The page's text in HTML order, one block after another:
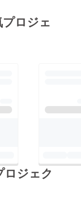
ロジェ
ジェク